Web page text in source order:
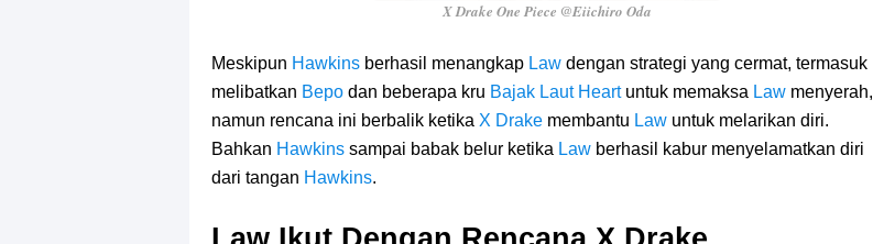
X Drake One Piece @Eiichiro Oda
Meskipun Hawkins berhasil menangkap Law dengan strategi yang cermat, termasuk
melibatkan Bepo dan beberapa kru Bajak Laut Heartuntuk memaksa Law menyerah,
namun rencana ini berbalik ketika X Drake membantu Law untuk melarikan diri.
Bahkan Hawkins sampai babak belur ketika Law berhasil kabur menyelamatkan diri
dari tangan Hawkins.